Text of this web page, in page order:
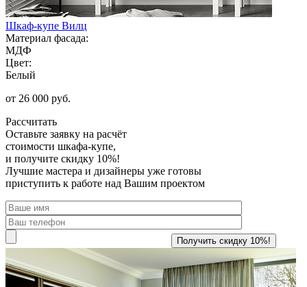
Шкаф-купе Вилц
Материал фасада:
МДФ
Цвет:
Белый
от 26 000 руб.
Рассчитать
Оставьте заявку на расчёт
стоимости шкафа-купе,
и получите скидку 10%!
Лучшие мастера и дизайнеры уже готовы
приступить к работе над Вашим проектом